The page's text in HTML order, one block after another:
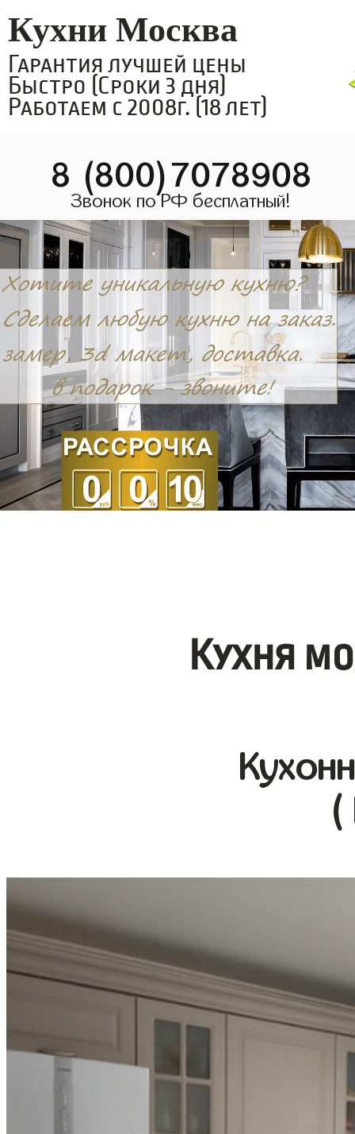
Кухни Москва
Гарантия лучшей цены
Быстро (Сроки 3 дня)
Работаем с 2008г. (18 лет)
8 (800)7078908
Звонок по РФ бесплатный!
Кухня
(